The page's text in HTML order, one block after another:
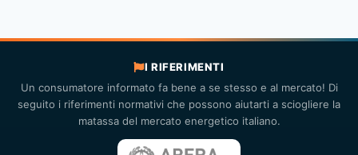
I RIFERIMENTI
Un consumatore informato fa bene a se stesso e al mercato! Di
seguito i riferimenti normativi che possono aiutarti a sciogliere la
matassa del mercato energetico italiano.